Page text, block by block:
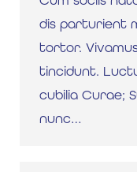
dis parturient
tortor.
tincidunt.
cubilia Curae;
nunc…